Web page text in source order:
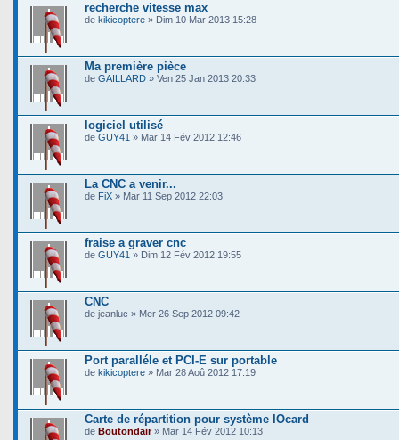
recherche vitesse max
de kikicoptere » Dim 10 Mar 2013 15:28
Ma première pièce
de GAILLARD » Ven 25 Jan 2013 20:33
logiciel utilisé
de GUY41 » Mar 14 Fév 2012 12:46
La CNC a venir...
de FiX » Mar 11 Sep 2012 22:03
fraise a graver cnc
de GUY41 » Dim 12 Fév 2012 19:55
CNC
de jeanluc » Mer 26 Sep 2012 09:42
Port paralléle et PCI-E sur portable
de kikicoptere » Mar 28 Aoû 2012 17:19
Carte de répartition pour système IOcard
de Boutondair» Mar 14 Fév 2012 10:13